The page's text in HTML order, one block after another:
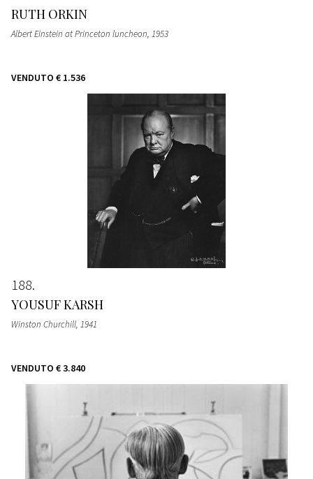
RUTH ORKIN
Albert Einstein at Princeton luncheon, 1953
VENDUTO € 1.536
188
YOUSUF KARSH
Winston Churchill, 1941
VENDUTO € 3.840